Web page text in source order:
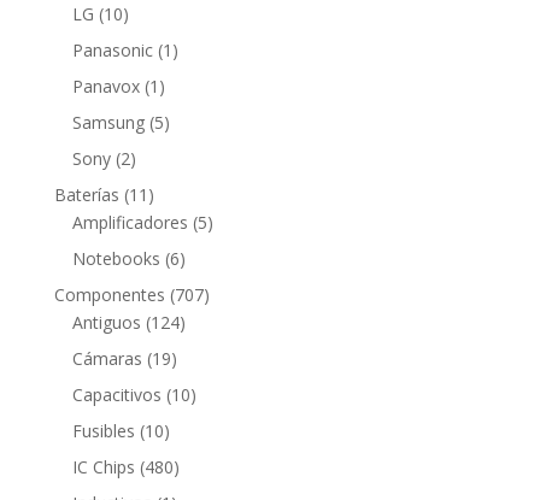
LG 1010
productos
Panasonic 1 1
Panavox 1 1
producto
Samsung 55
Sony 22
productos
Baterías 11 11
productos
Amplificadores 55
Notebooks 66
productos
Componentes 707707
Antiguos 124124
Cámaras 1919
productos
Capacitivos 1010
Fusibles 1010
productos
IC Chips 480480
productos